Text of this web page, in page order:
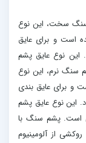
سخت، این نوع
است و برای عایق
این نوع عایق پشم
سنگ نرم، این نوع
و برای عایق بندی
این نوع عایق پشم
است. پشم سنگ با
از آلومینیوم